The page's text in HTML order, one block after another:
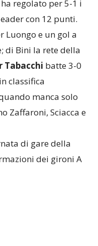
ha regolato per 5-1 i
con 12 punti.
Luongo e un gol a
di Bini la rete della
Tabacchi batte 3-0
classifica
manca solo
Zaffaroni, Sciacca e
di gare della
dei gironi A